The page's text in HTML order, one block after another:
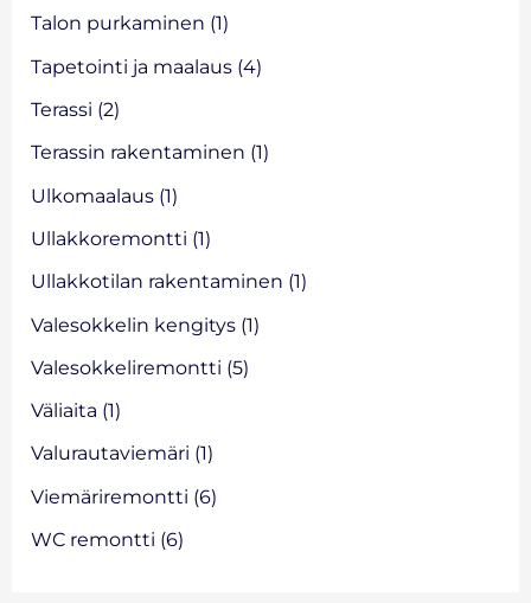
Talon purkaminen (1)
Tapetointi ja maalaus (4)
Terassi (2)
Terassin rakentaminen (1)
Ulkomaalaus (1)
Ullakkoremontti (1)
Ullakkotilan rakentaminen (1)
Valesokkelin kengitys (1)
Valesokkeliremontti (5)
Väliaita (1)
Valurautaviemäri (1)
Viemäriremontti (6)
WC remontti (6)